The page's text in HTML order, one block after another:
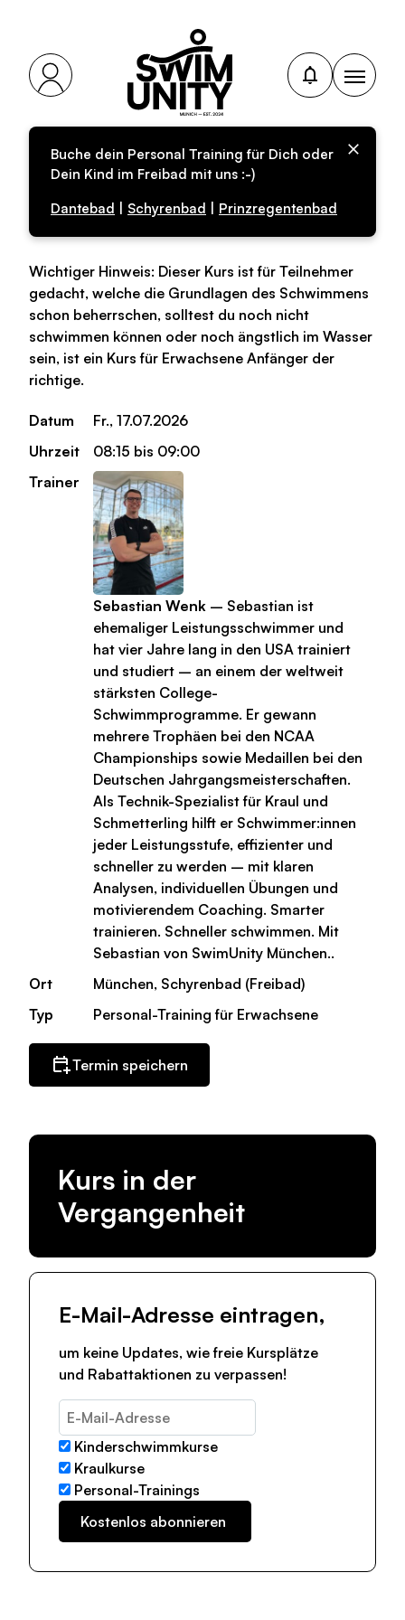
Buche dein Personal Training für Dich oder
Dein Kind im Freibad mit uns :-)
Dantebad
Schyrenbad Prinzregentenbad
Personal-Training für
Erwachsene
Wichtiger Hinweis: Dieser Kurs ist für Teilnehmer
gedacht, welche die Grundlagen des Schwimmens
schon beherrschen, solltest du noch nicht
schwimmen können oder noch ängstlich im Wasser
sein, ist ein Kurs für Erwachsene Anfänger der
richtige.
Datum
Fr., 17.07.2026
Uhrzeit
08:15 bis 09:00
Trainer
Sebastian Wenk – Sebastian ist
ehemaliger Leistungsschwimmer und
hat vier Jahre lang in den USA trainiert
und studiert – an einem der weltweit
stärksten College-
Schwimmprogramme. Er gewann
mehrere Trophäen bei den NCAA
Championships sowie Medaillen bei den
Deutschen Jahrgangsmeisterschaften.
Als Technik-Spezialist für Kraul und
Schmetterling hilft er Schwimmer:innen
jeder Leistungsstufe, effizienter und
schneller zu werden – mit klaren
Analysen, individuellen Übungen und
motivierendem Coaching. Smarter
trainieren. Schneller schwimmen. Mit
Sebastian von SwimUnity München..
Ort
München, Schyrenbad (Freibad)
Typ
Personal-Training für Erwachsene
Termin speichern
Kurs in der
Vergangenheit
E-Mail-Adresse eintragen,
um keine Updates, wie freie Kursplätze
und Rabattaktionen zu verpassen!
Kinderschwimmkurse
Kraulkurse
Personal-Trainings